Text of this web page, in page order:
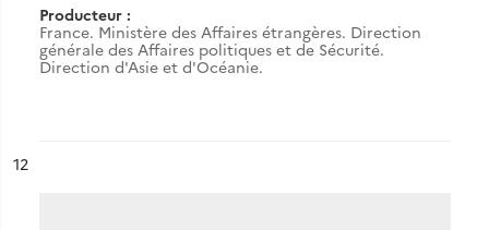
Producteur :
France. Ministère des Affaires étrangères. Direction
générale des Affaires politiques et de Sécurité.
Direction d'Asie et d'Océanie.
n°
12